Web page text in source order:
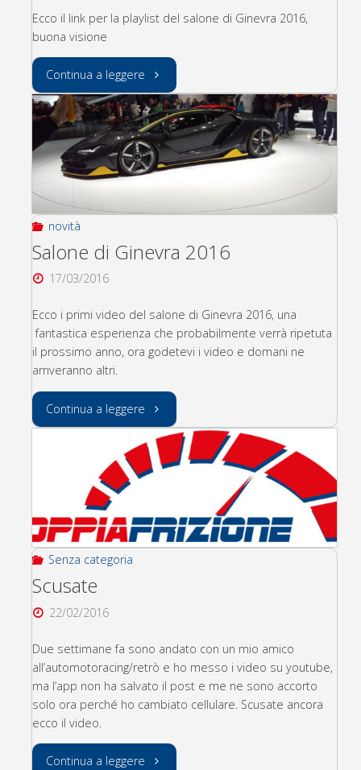
Ecco il link per la playlist del salone di Ginevra 2016,
buona visione
Continua a leggere "Tutti
i
video
sono
online"
novità
Salone di Ginevra 2016
17/03/2016
Ecco i primi video del salone di Ginevra 2016, una
fantastica esperienza che probabilmente verrà ripetuta
il prossimo anno, ora godetevi i video e domani ne
arriveranno altri.
Continua a leggere "Salone
di
Ginevra
Senza categoria
Scusate
22/02/2016
Due settimane fa sono andato con un mio amico
all’automotoracing/retrò e ho messo i video su youtube,
ma l’app non ha salvato il post e me ne sono accorto
solo ora perché ho cambiato cellulare. Scusate ancora
ecco il video.
Continua a leggere "Scusate"